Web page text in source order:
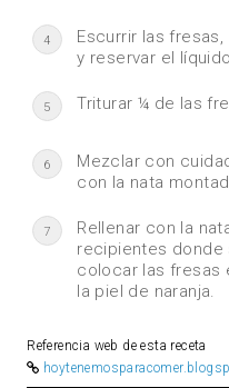
4
Escurrir las
y reservar el
5 Triturar ¼ de las
6
Mezclar con
con la nata
7
Rellenar con la
recipientes donde
colocar las fresas
la piel de naranja.
Referencia web de esta receta